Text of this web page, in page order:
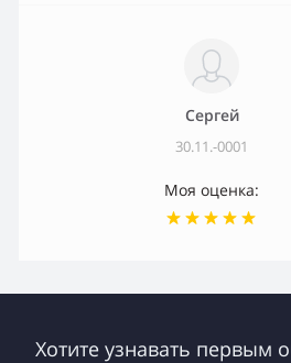
Сергей
30.11.-0001
Моя оценка:
Хотите узнавать первым